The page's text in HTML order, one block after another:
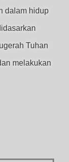
dalam hidup
Tuhan
melakukan